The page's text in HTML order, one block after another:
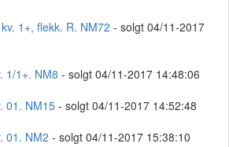
1+, flekk. R. NM72 - solgt 04/11-2017
1/1+. NM8 - solgt 04/11-2017 14:48:06
01. NM15 - solgt 04/11-2017 14:52:48
01. NM2 - solgt 04/11-2017 15:38:10